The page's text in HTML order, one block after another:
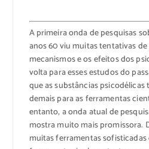
A primeira onda de pesquisas
anos 60 viu muitas tentativas
mecanismos e os efeitos dos
volta para esses estudos do
que as substâncias
demais para as ferramentas
entanto, a onda atual de
mostra muito mais promissora.
muitas ferramentas sofisticadas